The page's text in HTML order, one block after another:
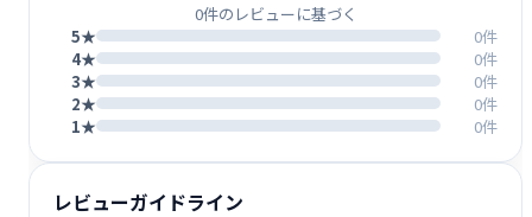
0件のレビューに基づく
5★
0件
4★
0件
3★
0件
2★
0件
1★
0件
レビューガイドライン